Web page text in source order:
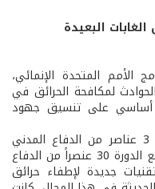
البعيدة
الأمم المتحدة الإنمائي،
لمكافحة الحرائق في
أساسي على تنسيق جهود
تولى التدريب فريق فرنسي مؤلف من 3 عناصر من الدفاع المدني
الفرنسي - إختصاص إطفاء الحرائق، وتابع الدورة 30 عنصراً من الدفاع
جديدة لإطفاء حرائق